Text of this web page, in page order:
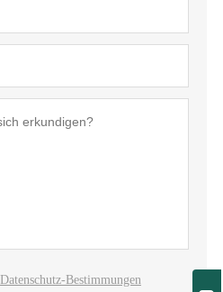
Datenschutz-Bestimmungen